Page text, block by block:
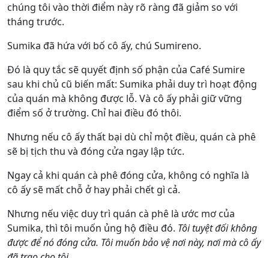
chúng tôi vào thời điểm này rõ ràng đã giảm so với
tháng trước.
Sumika đã hứa với bố cô ấy, chú Sumireno.
Đó là quy tắc sẽ quyết định số phận của Café Sumire
sau khi chủ cũ biến mất: Sumika phải duy trì hoạt động
của quán mà không được lỗ. Và cô ấy phải giữ vững
điểm số ở trường. Chỉ hai điều đó thôi.
Nhưng nếu cô ấy thất bại dù chỉ một điều, quán cà phê
sẽ bị tịch thu và đóng cửa ngay lập tức.
Ngay cả khi quán cà phê đóng cửa, không có nghĩa là
cô ấy sẽ mất chỗ ở hay phải chết gì cả.
Nhưng nếu việc duy trì quán cà phê là ước mơ của
Sumika, thì tôi muốn ủng hộ điều đó. Tôi tuyệt đối không
được để nó đóng cửa. Tôi muốn bảo vệ nơi này, nơi mà cô ấy